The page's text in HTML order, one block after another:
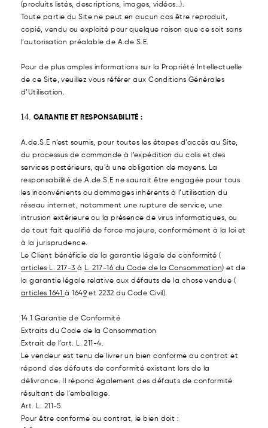
(produits listés, descriptions, images, vidéos…).
Toute partie du Site ne peut en aucun cas être reproduit,
copié, vendu ou exploité pour quelque raison que ce soit sans
l’autorisation préalable de A.de.S.E.
Pour de plus amples informations sur la Propriété Intellectuelle
de ce Site, veuillez vous référer aux Conditions Générales
d’Utilisation.
GARANTIE ET RESPONSABILITÉ :
A.de.S.E n’est soumis, pour toutes les étapes d’accès au Site,
du processus de commande à l’expédition du colis et des
services postérieurs, qu’à une obligation de moyens. La
responsabilité de A.de.S.E ne saurait être engagée pour tous
les inconvénients ou dommages inhérents à l’utilisation du
réseau internet, notamment une rupture de service, une
intrusion extérieure ou la présence de virus informatiques, ou
de tout fait qualifié de force majeure, conformément à la loi et
à la jurisprudence.
Le Client bénéficie de la garantie légale de conformité (
articles L. 217-3à L. 217-16 du Code de la Consommation) et de
la garantie légale relative aux défauts de la chose vendue (
articles 1641à 1649 et 2232 du Code Civil).
14.1 Garantie de Conformité
Extraits du Code de la Consommation
Extrait de l’art. L. 211-4.
Le vendeur est tenu de livrer un bien conforme au contrat et
répond des défauts de conformité existant lors de la
délivrance. Il répond également des défauts de conformité
résultant de l’emballage.
Art. L. 211-5.
Pour être conforme au contrat, le bien doit :